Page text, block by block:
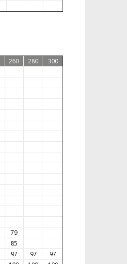
260 280
300
79
85
97 97
97